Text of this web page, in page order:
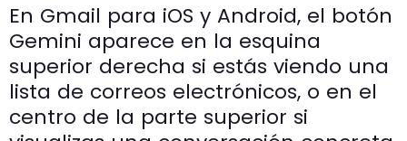
En Gmail para iOS y Android, el botón
Gemini aparece en la esquina
superior derecha si estás viendo una
lista de correos electrónicos, o en el
centro de la parte superior si